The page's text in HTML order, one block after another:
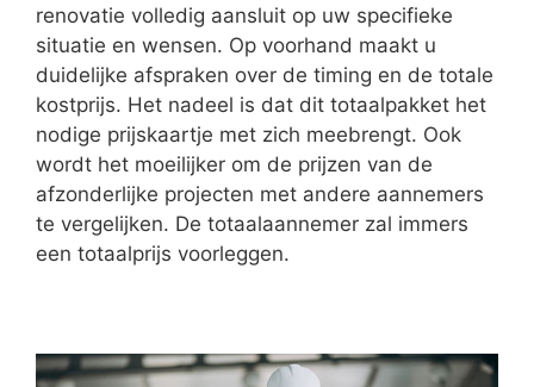
renovatie volledig aansluit op uw specifieke
situatie en wensen. Op voorhand maakt u
duidelijke afspraken over de timing en de totale
kostprijs. Het nadeel is dat dit totaalpakket het
nodige prijskaartje met zich meebrengt. Ook
wordt het moeilijker om de prijzen van de
afzonderlijke projecten met andere aannemers
te vergelijken. De totaalaannemer zal immers
een totaalprijs voorleggen.